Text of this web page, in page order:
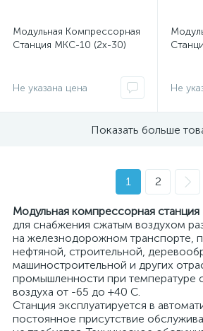
Модульная Компрессорная
Станция МКС-10 (2x-30)
Не указана цена Не
Показать больше
1 2
Модульная компрессорная станция
для снабжения сжатым воздухом
на железнодорожном транспорте,
нефтяной, строительной,
машиностроительной и других
промышленности при температуре
воздуха от -65 до +40 С.
Станция эксплуатируется в
постоянное присутствие